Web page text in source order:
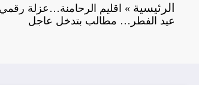
الرئيسية » اقليم الرحامنة…عزلة
عيد الفطر… مطالب بتدخل عاجل